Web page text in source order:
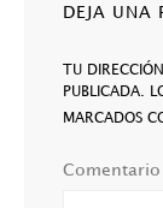
DEJA UNA
TU
PUBLICADA.
MARCADOS
Comentario